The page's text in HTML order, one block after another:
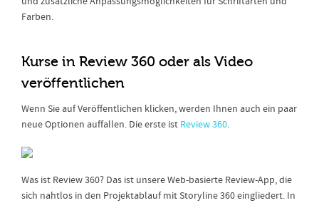
Farben.
Kurse in Review 360 oder als Video
veröffentlichen
Wenn Sie auf Veröffentlichen klicken, werden Ihnen auch ein paar
neue Optionen auffallen. Die erste ist Review 360.
Was ist Review 360? Das ist unsere Web-basierte Review-App, die
sich nahtlos in den Projektablauf mit Storyline 360 eingliedert. In